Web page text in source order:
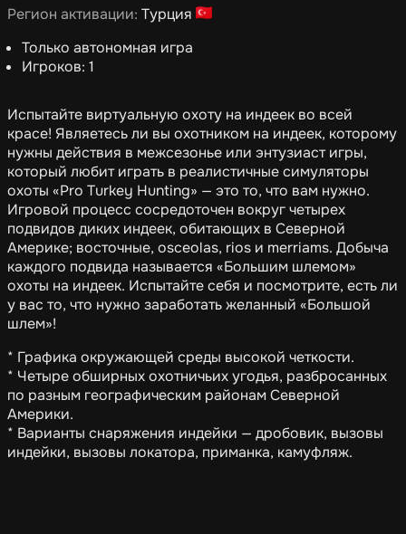
Регион активации: Турция
Только автономная игра
Игроков: 1
Испытайте виртуальную охоту на индеек во всей
красе! Являетесь ли вы охотником на индеек, которому
нужны действия в межсезонье или энтузиаст игры,
который любит играть в реалистичные симуляторы
охоты «Pro Turkey Hunting» — это то, что вам нужно.
Игровой процесс сосредоточен вокруг четырех
подвидов диких индеек, обитающих в Северной
Америке; восточные, osceolas, rios и merriams. Добыча
каждого подвида называется «Большим шлемом»
охоты на индеек. Испытайте себя и посмотрите, есть ли
у вас то, что нужно заработать желанный «Большой
шлем»!
* Графика окружающей среды высокой четкости.
* Четыре обширных охотничьих угодья, разбросанных
по разным географическим районам Северной
Америки.
* Варианты снаряжения индейки — дробовик, вызовы
индейки, вызовы локатора, приманка, камуфляж.